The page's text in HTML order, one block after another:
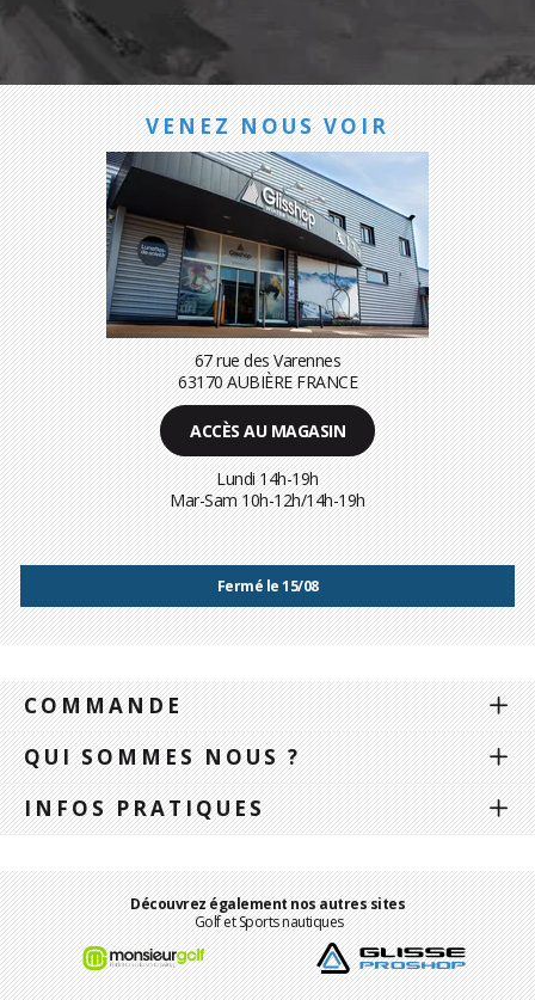
VENEZ NOUS VOIR
67 rue des Varennes
63170 AUBIÈRE FRANCE
ACCÈS AU MAGASIN
Lundi 14h-19h
Mar-Sam 10h-12h/14h-19h
Fermé le 15/08
COMMANDE
QUI SOMMES NOUS ?
INFOS PRATIQUES
Découvrez également nos autres sites
Golf et Sports nautiques